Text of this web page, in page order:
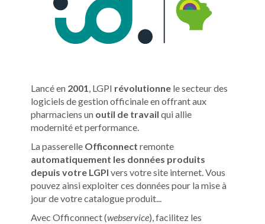
Lancé en 2001, LGPI révolutionne le secteur des
logiciels de gestion officinale en offrant aux
pharmaciens un outil de travail qui allie
modernité et performance.
La passerelle Officonnect remonte
automatiquement les données produits
depuis votre LGPI vers votre site internet. Vous
pouvez ainsi exploiter ces données pour la mise à
jour de votre catalogue produit...
Avec Officonnect (webservice), facilitez les